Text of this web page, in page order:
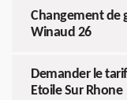
Changement de
Winaud 26
Demander le
Etoile Sur Rhone